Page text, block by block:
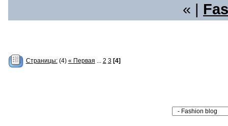
« |
Страницы:(4) « Первая ... 2 3 [4]